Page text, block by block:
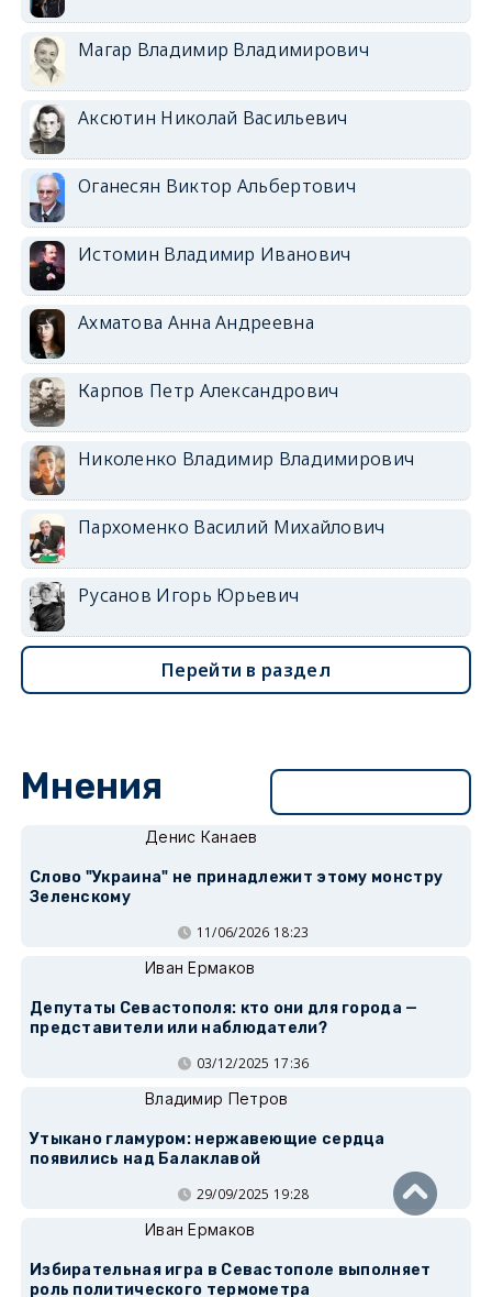
Магар Владимир Владимирович
Аксютин Николай Васильевич
Оганесян Виктор Альбертович
Истомин Владимир Иванович
Ахматова Анна Андреевна
Карпов Петр Александрович
Николенко Владимир Владимирович
Пархоменко Василий Михайлович
Русанов Игорь Юрьевич
Перейти в раздел
Мнения
Денис Канаев
Слово "Украина" не принадлежит этому монстру
Зеленскому
11/06/2026 18:23
Иван Ермаков
Депутаты Севастополя: кто они для города —
представители или наблюдатели?
03/12/2025 17:36
Владимир Петров
Утыкано гламуром: нержавеющие сердца
появились над Балаклавой
29/09/2025 19:28
Иван Ермаков
Избирательная игра в Севастополе выполняет
роль политического термометра